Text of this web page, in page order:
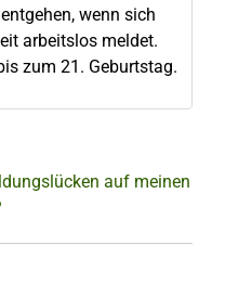
wenn sich
arbeitslos meldet.
zum 21. Geburtstag.
auf meinen